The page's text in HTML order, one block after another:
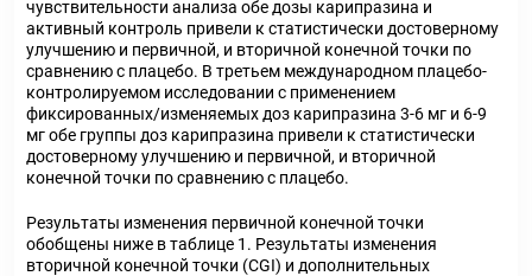
чувствительности анализа обе дозы карипразина и
активный контроль привели к статистически достоверному
улучшению и первичной, и вторичной конечной точки по
сравнению с плацебо. В третьем международном плацебо-
контролируемом исследовании с применением
фиксированных/изменяемых доз карипразина 3-6 мг и 6-9
мг обе группы доз карипразина привели к статистически
достоверному улучшению и первичной, и вторичной
конечной точки по сравнению с плацебо.
Результаты изменения первичной конечной точки
обобщены ниже в таблице 1. Результаты изменения
вторичной конечной точки (CGI) и дополнительных